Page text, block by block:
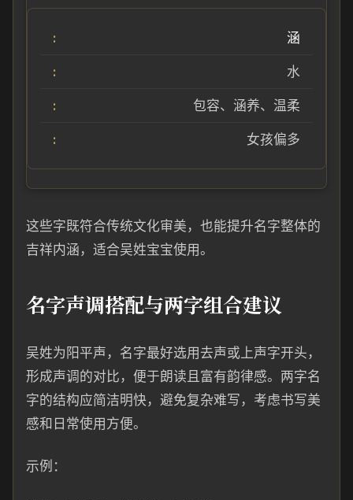
涵
水
包容、涵养、温柔
女孩偏多
这些字既符合传统文化审美，也能提升名字整体的
吉祥内涵，适合吴姓宝宝使用。
名字声调搭配与两字组合建议
吴姓为阳平声，名字最好选用去声或上声字开头，
形成声调的对比，便于朗读且富有韵律感。两字名
字的结构应简洁明快，避免复杂难写，考虑书写美
感和日常使用方便。
示例：